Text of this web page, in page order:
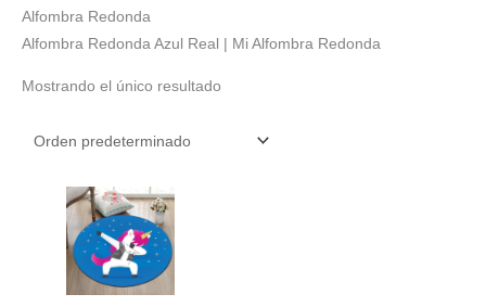
Alfombra Redonda
Alfombra Redonda Azul Real | Mi Alfombra Redonda
Mostrando el único resultado
Rango
de
precios:
desde
38.99€
hasta
83.99€